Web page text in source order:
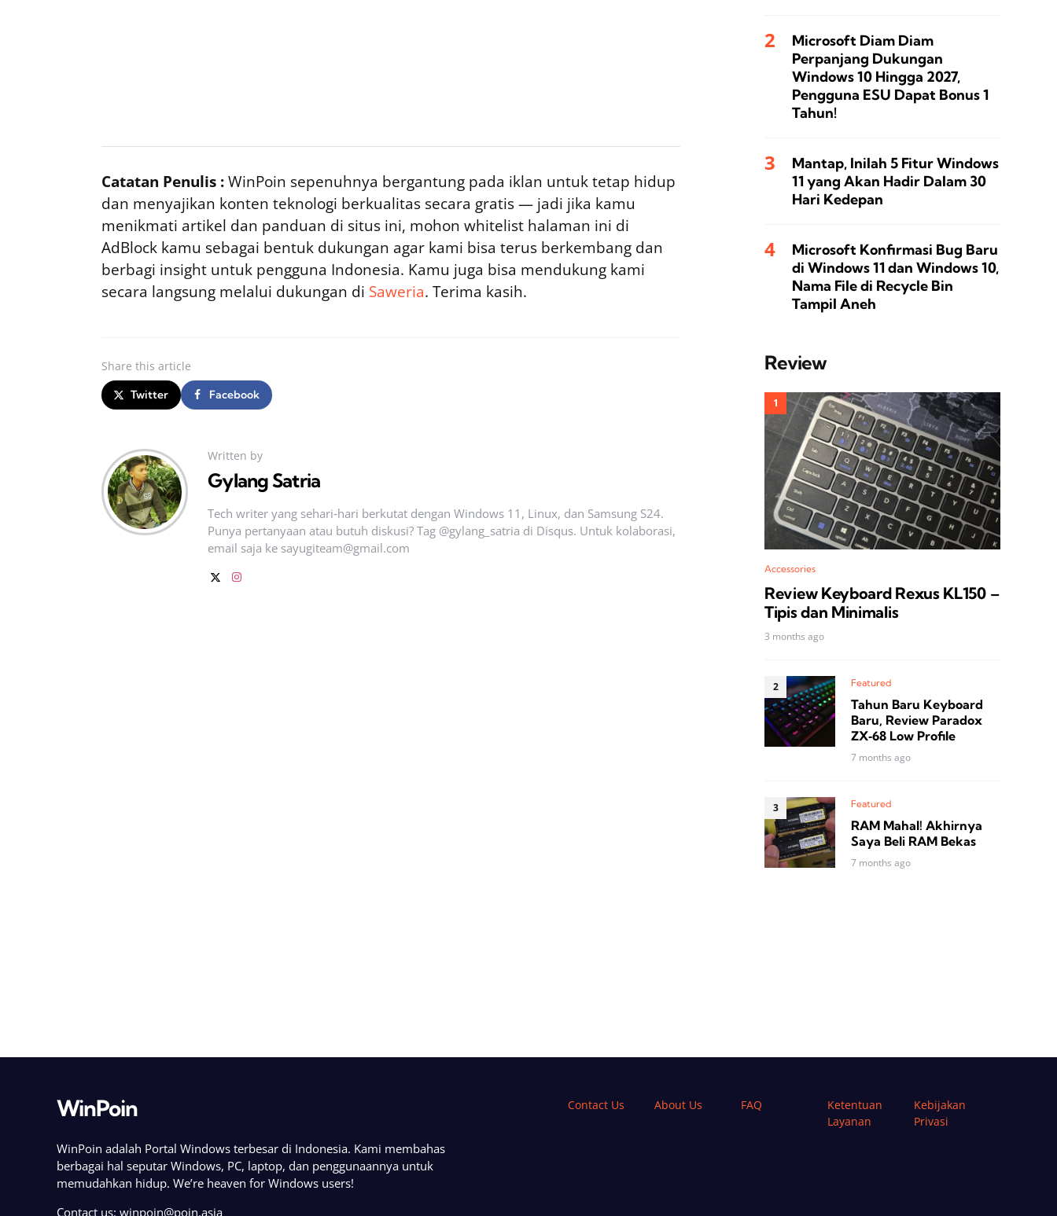
Catatan Penulis :WinPoin sepenuhnya bergantung pada iklan untuk tetap hidup
dan menyajikan konten teknologi berkualitas secara gratis — jadi jika kamu
menikmati artikel dan panduan di situs ini, mohon whitelist halaman ini di
AdBlock kamu sebagai bentuk dukungan agar kami bisa terus berkembang dan
berbagi insight untuk pengguna Indonesia. Kamu juga bisa mendukung kami
secara langsung melalui dukungan di Saweria. Terima kasih.
Share this article
Twitter Facebook
Written by
Gylang Satria
Tech writer yang sehari‑hari berkutat dengan Windows 11, Linux, dan Samsung S24.
Punya pertanyaan atau butuh diskusi? Tag @gylang_satria di Disqus. Untuk kolaborasi,
email saja ke sayugiteam@gmail.com
Microsoft Diam Diam
Perpanjang Dukungan
Windows 10 Hingga 2027,
Pengguna ESU Dapat Bonus 1
Tahun!
Mantap, Inilah 5 Fitur Windows
11 yang Akan Hadir Dalam 30
Hari Kedepan
Microsoft Konfirmasi Bug Baru
di Windows 11 dan Windows 10,
Nama File di Recycle Bin
Tampil Aneh
Review
Accessories
Review Keyboard Rexus KL150 –
Tipis dan Minimalis
3 months ago
Featured
Tahun Baru Keyboard
Baru, Review Paradox
ZX‑68 Low Profile
7 months ago
Featured
RAM Mahal! Akhirnya
Saya Beli RAM Bekas
7 months ago
WinPoin
WinPoin adalah Portal Windows terbesar di Indonesia. Kami membahas
berbagai hal seputar Windows, PC, laptop, dan penggunaannya untuk
memudahkan hidup. We’re heaven for Windows users!
Contact us: winpoin@poin.asia
Contact Us About Us FAQ
Ketentuan
Layanan
Kebijakan
Privasi